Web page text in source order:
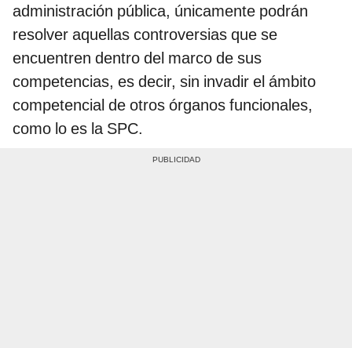
administración pública, únicamente podrán
resolver aquellas controversias que se
encuentren dentro del marco de sus
competencias, es decir, sin invadir el ámbito
competencial de otros órganos funcionales,
como lo es la SPC.